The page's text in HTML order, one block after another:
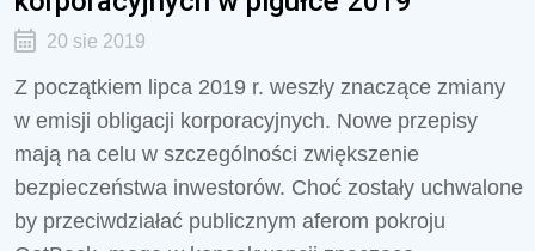
20 sie 2019
Z początkiem lipca 2019 r. weszły znaczące zmiany
w emisji obligacji korporacyjnych. Nowe przepisy
mają na celu w szczególności zwiększenie
bezpieczeństwa inwestorów. Choć zostały uchwalone
by przeciwdziałać publicznym aferom pokroju